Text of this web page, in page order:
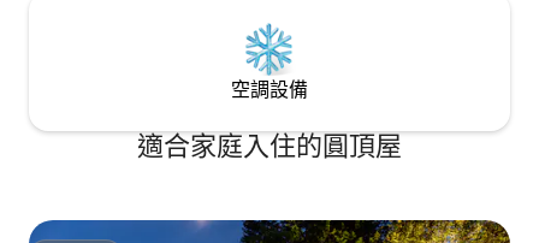
空調設備
適合家庭入住的圓頂屋